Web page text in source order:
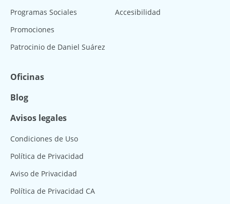
Programas Sociales
Promociones
Patrocinio de Daniel Suárez
Accesibilidad
Oficinas
Blog
Avisos legales
Condiciones de Uso
Política de Privacidad
Aviso de Privacidad
Política de Privacidad CA